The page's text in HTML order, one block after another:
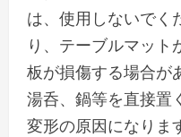
は、使用しないでく
り、テーブルマット
板が損傷する場合が
湯呑、鍋等を直接置
変形の原因になりま